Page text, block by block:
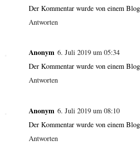
Der Kommentar wurde von einem
Antworten
Anonym 6. Juli 2019 um 05:34
Der Kommentar wurde von einem
Antworten
Anonym 6. Juli 2019 um 08:10
Der Kommentar wurde von einem
Antworten